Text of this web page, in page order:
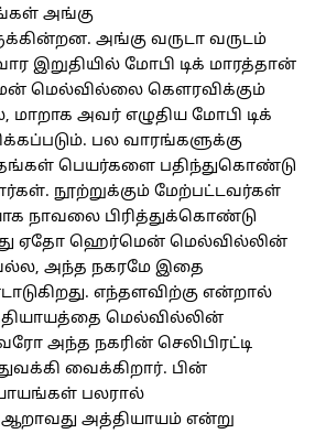
அங்கு
அங்கு வருடா வருடம்
இறுதியில் மோபி டிக் மாரத்தான்
மெல்வில்லை கௌரவிக்கும்
அவர் எழுதிய மோபி டிக்
பல வாரங்களுக்கு
பெயர்களை பதிந்துகொண்டு
நூற்றுக்கும் மேற்பட்டவர்கள்
நாவலை பிரித்துக்கொண்டு
ஏதோ ஹெர்மென் மெல்வில்லின்
அந்த நகரமே இதை
எந்தளவிற்கு என்றால்
மெல்வில்லின்
அந்த நகரின் செலிபிரட்டி
வைக்கிறார். பின்
பலரால்
ஆறாவது அத்தியாயம் என்று